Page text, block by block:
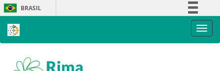
Skip
navigation
BRASIL